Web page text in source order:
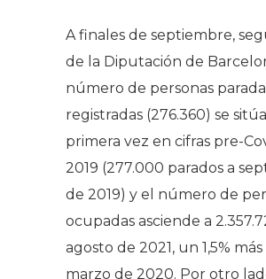
A finales de septiembre,
de la Diputación de
número de personas
registradas (276.360) se
primera vez en cifras pre-
2019 (277.000 parados a
de 2019) y el número de
ocupadas asciende a
agosto de 2021, un 1,5%
marzo de 2020. Por otro